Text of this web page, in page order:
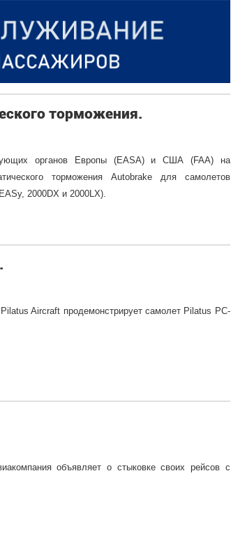
торможения.
органов Европы (EASA) и США (FAA) на
торможения Autobrake для самолетов
2000DX и 2000LX).
Aircraft продемонстрирует самолет Pilatus PC-
объявляет о стыковке своих рейсов с